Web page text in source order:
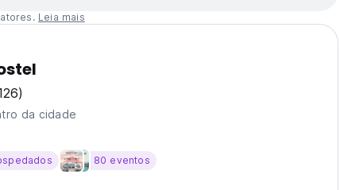
Leia mais
da cidade
80 eventos